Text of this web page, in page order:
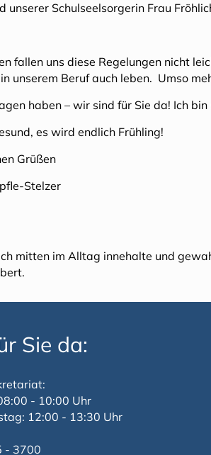
unserer Schulseelsorgerin Frau
fallen uns diese Regelungen nicht
unserem Beruf auch leben. Umso
haben – wir sind für Sie da! Ich
es wird endlich Frühling!
Grüßen
Stelzer
mitten im Alltag innehalte und
Sie da:
- 10:00 Uhr
12:00 - 13:30 Uhr
- 3700